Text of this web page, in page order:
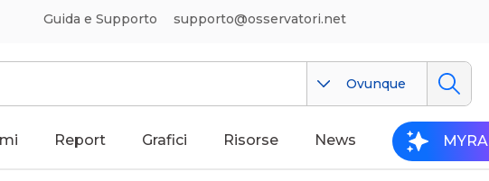
Guida e Supporto supporto@osservatori.net
Ovunque
Report Grafici Risorse News MYRA